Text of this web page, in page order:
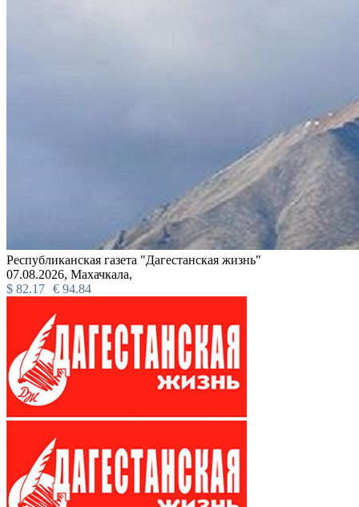
Республиканская газета "Дагестанская жизнь"
07.08.2026, Махачкала,
$ 82.17 € 94.84